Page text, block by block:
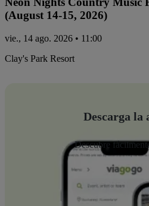
(August 14-15, 2026)
vie., 14 ago. 2026 • 11:00
Clay's Park Resort
Descarga la
Descubre